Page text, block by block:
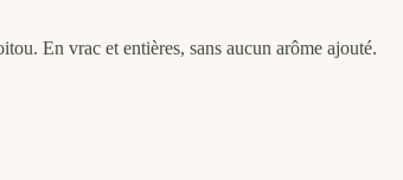
En vrac et entières, sans aucun arôme ajouté.